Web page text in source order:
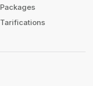
Packages
Tarifications